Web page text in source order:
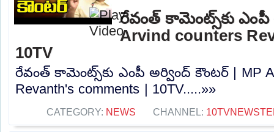
రేవంత్ కామెంట్స్‌కు ఎంపీ
Arvind counters
10TV
రేవంత్ కామెంట్స్‌కు ఎంపీ అర్వింద్ కౌంటర్ | MP
Revanth's comments | 10TV.....»»
CATEGORY: NEWS CHANNEL: